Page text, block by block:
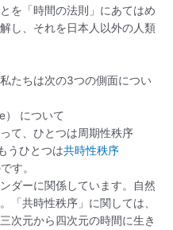
を「時間の法則」にあてはめ
し、それを日本人以外の人類
たちは次の3つの側面につい
） について
て、ひとつは周期性秩序
うひとつは共時性秩序
す。
ダーに関係しています。自然
「共時性秩序」に関しては、
次元から四次元の時間に生き